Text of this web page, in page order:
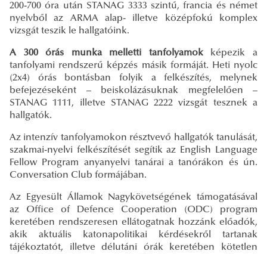
200-700 óra után STANAG 3333 szintű, francia és német
nyelvből az ARMA alap- illetve középfokú komplex
vizsgát teszik le hallgatóink.
A 300 órás munka melletti tanfolyamokképezik a
tanfolyami rendszerű képzés másik formáját. Heti nyolc
(2x4) órás bontásban folyik a felkészítés, melynek
befejezéseként – beiskolázásuknak megfelelően –
STANAG 1111, illetve STANAG 2222 vizsgát tesznek a
hallgatók.
Az intenzív tanfolyamokon résztvevő hallgatók tanulását,
szakmai-nyelvi felkészítését segítik az English Language
Fellow Program anyanyelvi tanárai a tanórákon és ún.
Conversation Club formájában.
Az Egyesült Államok Nagykövetségének támogatásával
az Office of Defence Cooperation (ODC) program
keretében rendszeresen ellátogatnak hozzánk előadók,
akik aktuális katonapolitikai kérdésekről tartanak
tájékoztatót, illetve délutáni órák keretében kötetlen